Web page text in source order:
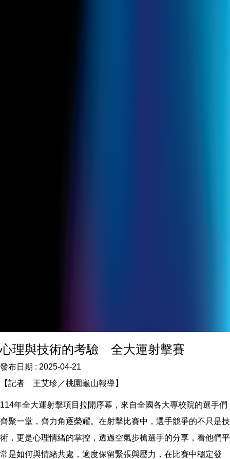
心理與技術的考驗 全大運射擊賽
發布日期 : 2025-04-21
【記者 王艾珍／桃園龜山報導】
114年全大運射擊項目拉開序幕，來自全國各大專校院的選手們
齊聚一堂，齊力角逐榮耀。在射擊比賽中，選手競爭的不只是技
術，更是心理情緒的掌控，透過空氣步槍選手的分享，看他們平
常是如何與情緒共處，適度保留緊張與壓力，在比賽中穩定發